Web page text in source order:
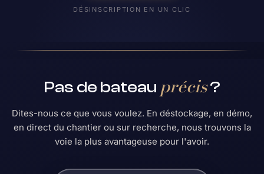
DÉSINSCRIPTION EN UN CLIC
Pas de bateau précis?
Dites-nous ce que vous voulez. En déstockage, en démo,
en direct du chantier ou sur recherche, nous trouvons la
voie la plus avantageuse pour l'avoir.